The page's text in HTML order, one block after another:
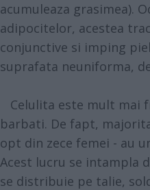
acumuleaza grasimea).
adipocitelor, acestea
conjunctive si imping
suprafata neuniforma,
Celulita este mult mai
barbati. De fapt,
opt din zece femei - au
Acest lucru se intampla
se distribuie pe talie,